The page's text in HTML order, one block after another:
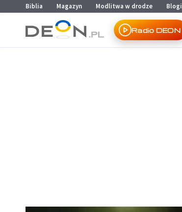
Przejdź do menu głównego
Przejdź do treści
Biblia Magazyn Modlitwa w drodze Blogi
Radio DEON